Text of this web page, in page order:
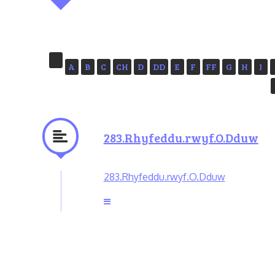
A B C CH D DD E F FF G H I
283.Rhyfeddu.rwyf.O.Dduw
283.Rhyfeddu.rwyf.O.Dduw